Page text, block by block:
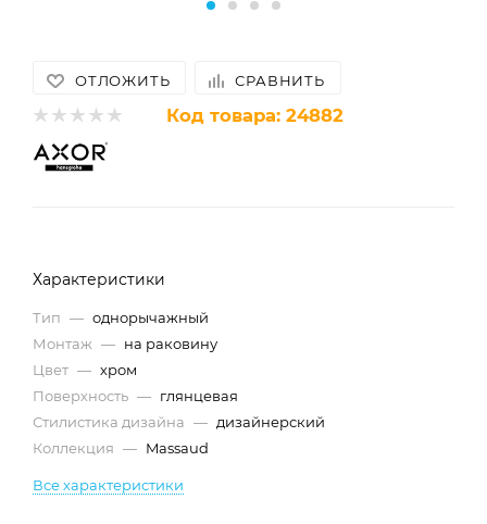
ОТЛОЖИТЬ СРАВНИТЬ
Код товара: 24882
Характеристики
Тип — однорычажный
Монтаж — на раковину
Цвет — хром
Поверхность — глянцевая
Стилистика дизайна — дизайнерский
Коллекция — Massaud
Все характеристики